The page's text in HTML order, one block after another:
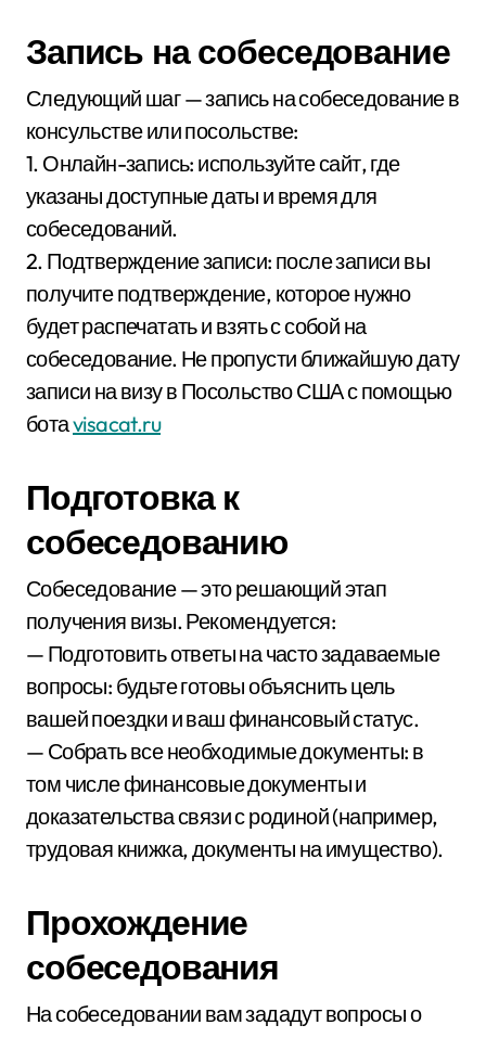
Запись на собеседование
Следующий шаг — запись на собеседование в
консульстве или посольстве:
1. Онлайн-запись: используйте сайт, где
указаны доступные даты и время для
собеседований.
2. Подтверждение записи: после записи вы
получите подтверждение, которое нужно
будет распечатать и взять с собой на
собеседование. Не пропусти ближайшую дату
записи на визу в Посольство США с помощью
ботаvisacat.ru
Подготовка к
собеседованию
Собеседование — это решающий этап
получения визы. Рекомендуется:
— Подготовить ответы на часто задаваемые
вопросы: будьте готовы объяснить цель
вашей поездки и ваш финансовый статус.
— Собрать все необходимые документы: в
том числе финансовые документы и
доказательства связи с родиной (например,
трудовая книжка, документы на имущество).
Прохождение
собеседования
На собеседовании вам зададут вопросы о